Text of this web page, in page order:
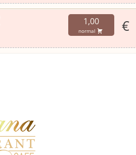
1,00
normal €